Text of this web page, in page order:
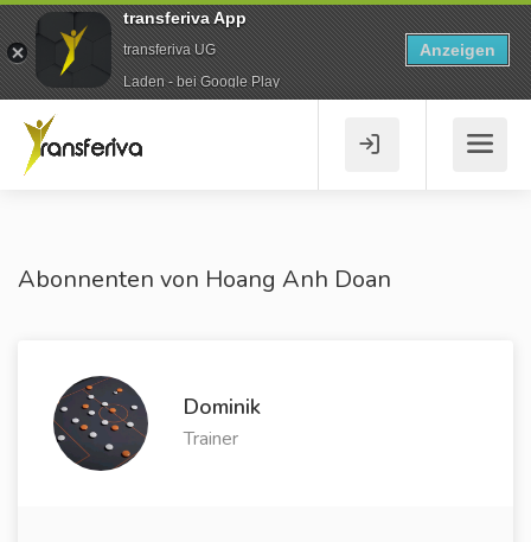
Abonnenten von Hoang Anh Doan
Dominik
Trainer
transferiva App
transferiva UG
Laden - bei Google Play
Anzeigen